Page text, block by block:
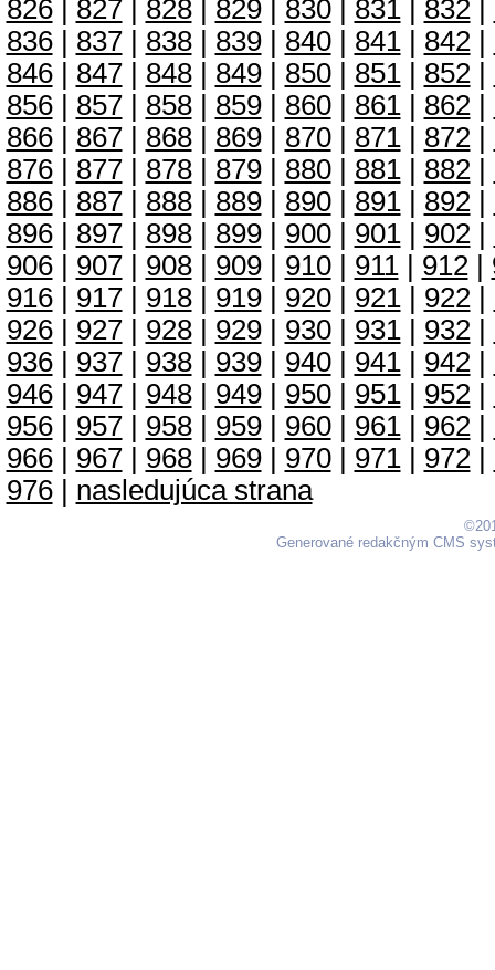
826| 827| 828| 829| 830| 831| 832|
836| 837| 838| 839| 840| 841| 842|
846| 847| 848| 849| 850| 851| 852|
856| 857| 858| 859| 860| 861| 862|
866| 867| 868| 869| 870| 871| 872|
876| 877| 878| 879| 880| 881| 882|
886| 887| 888| 889| 890| 891| 892|
896| 897| 898| 899| 900| 901| 902|
906| 907| 908| 909| 910| 911| 912|
916| 917| 918| 919| 920| 921| 922|
926| 927| 928| 929| 930| 931| 932|
936| 937| 938| 939| 940| 941| 942|
946| 947| 948| 949| 950| 951| 952|
956| 957| 958| 959| 960| 961| 962|
966| 967| 968| 969| 970| 971| 972|
976| nasledujúca strana
Generované redakčným CMS